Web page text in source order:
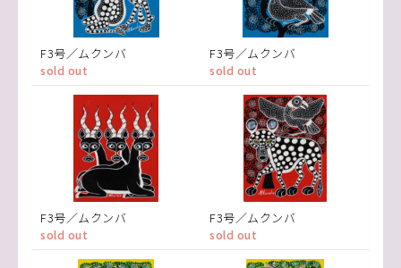
F3号／ムクンバ
sold out
F3号／ムクンバ
sold out
F3号／ムクンバ
sold out
F3号／ムクンバ
sold out